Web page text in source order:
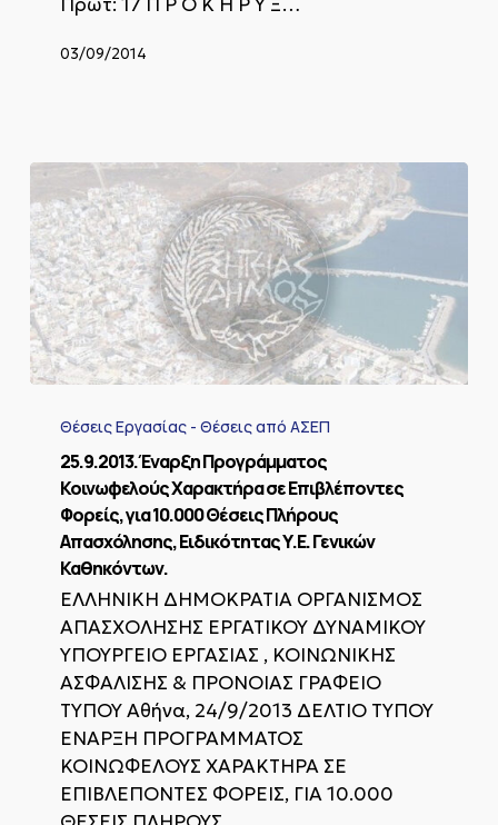
03/09/2014
Προγράμματος
Κοινωφελούς
Χαρακτήρα
Επιβλέποντες
Φορείς,
10.000
Θέσεις
Πλήρους
Απασχόλησης,
Ειδικότητας
Υ.Ε.
Γενικών
Καθηκόντων.
Θέσεις Εργασίας - Θέσεις από ΑΣΕΠ
25.9.2013.Έναρξη Προγράμματος
Κοινωφελούς Χαρακτήρα σε Επιβλέποντες
Φορείς, για 10.000 Θέσεις Πλήρους
Απασχόλησης, Ειδικότητας Υ.Ε. Γενικών
Καθηκόντων.
ΕΛΛΗΝΙΚΗ ΔΗΜΟΚΡΑΤΙΑ ΟΡΓΑΝΙΣΜΟΣ
ΑΠΑΣΧΟΛΗΣΗΣ ΕΡΓΑΤΙΚΟΥ ΔΥΝΑΜΙΚΟΥ
ΥΠΟΥΡΓΕΙΟ ΕΡΓΑΣΙΑΣ , ΚΟΙΝΩΝΙΚΗΣ
ΑΣΦΑΛΙΣΗΣ & ΠΡΟΝΟΙΑΣ ΓΡΑΦΕΙΟ
ΤΥΠΟΥ Αθήνα, 24/9/2013 ΔΕΛΤΙΟ ΤΥΠΟΥ
ΕΝΑΡΞΗ ΠΡΟΓΡΑΜΜΑΤΟΣ
ΚΟΙΝΩΦΕΛΟΥΣ ΧΑΡΑΚΤΗΡΑ ΣΕ
ΕΠΙΒΛΕΠΟΝΤΕΣ ΦΟΡΕΙΣ, ΓΙΑ 10.000